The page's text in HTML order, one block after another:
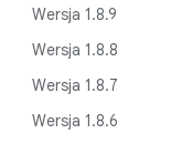
Wersja 1.8.9
Wersja 1.8.8
Wersja 1.8.7
Wersja 1.8.6